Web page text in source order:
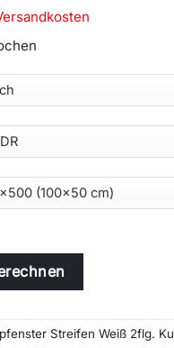
Streifen Weiß 2flg.